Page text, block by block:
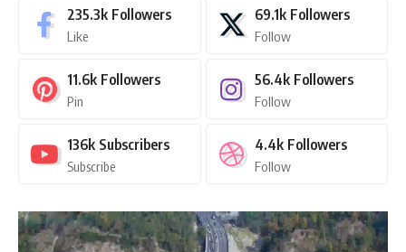
235.3k Followers
Like
69.1k Followers
Follow
11.6k Followers
Pin
56.4k Followers
Follow
136k Subscribers
Subscribe
4.4k Followers
Follow